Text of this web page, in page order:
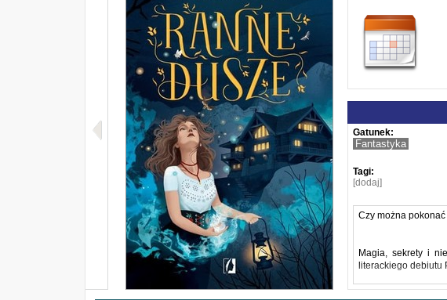
Gatunek:
Fantastyka
Tagi:
[dodaj]
Czy można
Magia, sekrety i
literackiego debiutu